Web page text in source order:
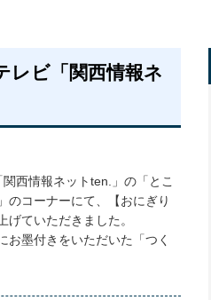
ビ「関西情報ネ
西情報ネットten.」の「とこ
のコーナーにて、【おにぎり
ていただきました。
お墨付きをいただいた「つく